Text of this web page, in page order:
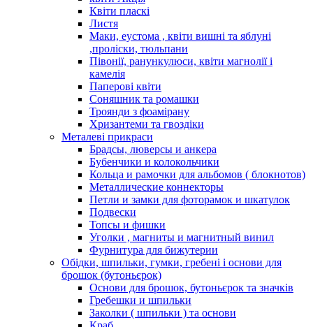
Квіти пласкі
Листя
Маки, еустома , квіти вишні та яблуні
,проліски, тюльпани
Півонії, ранункулюси, квіти магнолії і
камелія
Паперові квіти
Соняшник та ромашки
Троянди з фоамірану
Хризантеми та гвоздіки
Металеві прикраси
Брадсы, люверсы и анкера
Бубенчики и колокольчики
Кольца и рамочки для альбомов ( блокнотов)
Металлические коннекторы
Петли и замки для фоторамок и шкатулок
Подвески
Топсы и фишки
Уголки , магниты и магнитный винил
Фурнитура для бижутерии
Обідки, шпильки, гумки, гребені і основи для
брошок (бутоньєрок)
Основи для брошок, бутоньєрок та значків
Гребешки и шпильки
Заколки ( шпильки ) та основи